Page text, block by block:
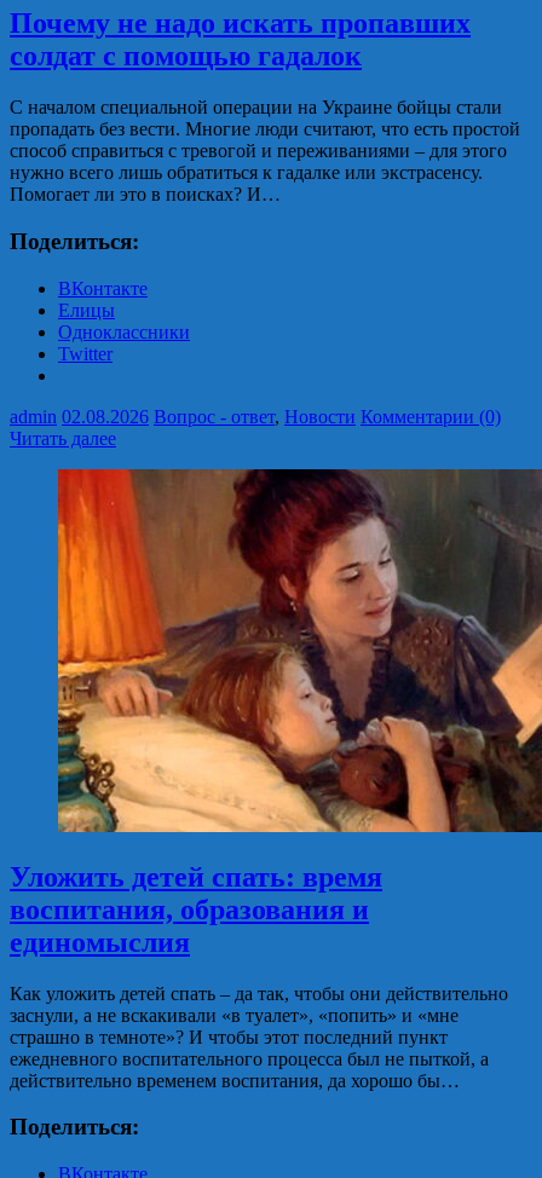
Почему не надо искать пропавших
солдат с помощью гадалок
С началом специальной операции на Украине бойцы стали
пропадать без вести. Многие люди считают, что есть простой
способ справиться с тревогой и переживаниями – для этого
нужно всего лишь обратиться к гадалке или экстрасенсу.
Помогает ли это в поисках? И…
Поделиться:
ВКонтакте
Елицы
Одноклассники
Twitter
admin 02.08.2026 Вопрос - ответ, Новости Комментарии (0)
Читать далее
Уложить детей спать: время
воспитания, образования и
единомыслия
Как уложить детей спать – да так, чтобы они действительно
заснули, а не вскакивали «в туалет», «попить» и «мне
страшно в темноте»? И чтобы этот последний пункт
ежедневного воспитательного процесса был не пыткой, а
действительно временем воспитания, да хорошо бы…
Поделиться:
ВКонтакте